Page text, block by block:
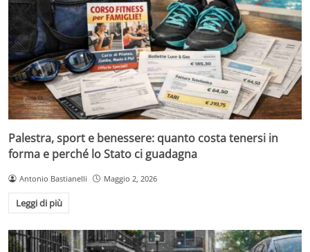
Palestra, sport e benessere: quanto costa tenersi in
forma e perché lo Stato ci guadagna
Antonio Bastianelli Maggio 2, 2026
Leggi di più